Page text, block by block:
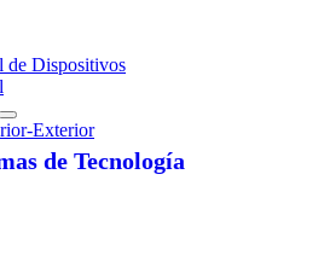
de Dispositivos
Exterior
de Tecnología